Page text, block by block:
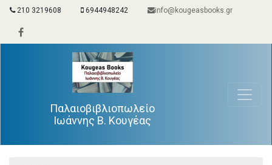
210 3219608 6944948242 info@kougeasbooks.gr
Παλαιοβιβλιοπωλείο
Ιωάννης Β. Κουγέας